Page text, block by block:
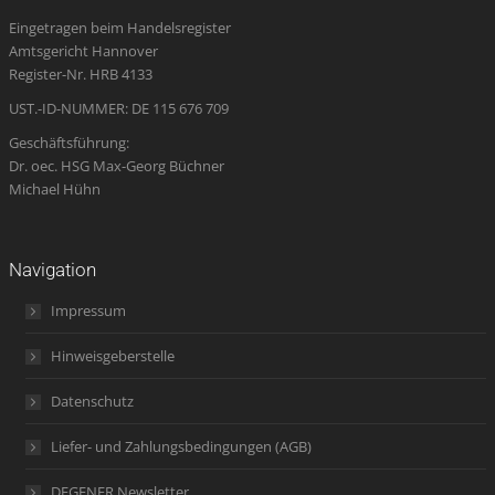
new
window
new
window
new
window
in
new
new
Eingetragen beim Handelsregister
Amtsgericht Hannover
Register-Nr. HRB 4133
UST.-ID-NUMMER: DE 115 676 709
Geschäftsführung:
Dr. oec. HSG Max-Georg Büchner
Michael Hühn
Navigation
Impressum
Hinweisgeberstelle
Datenschutz
Liefer- und Zahlungsbedingungen (AGB)